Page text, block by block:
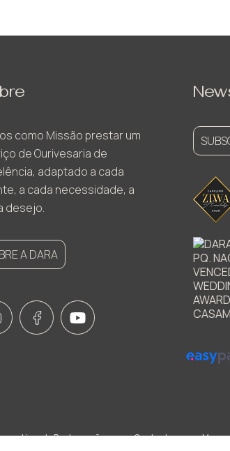
como Missão prestar um
de Ourivesaria de
adaptado a cada
a cada necessidade, a
desejo.
A DARA
Livro de Reclamações Contactos